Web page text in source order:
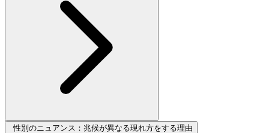
性別のニュアンス：兆候が異なる現れ方をする理由